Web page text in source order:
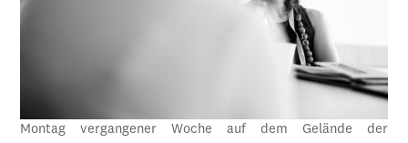
Montag vergangener Woche auf dem Gelände der